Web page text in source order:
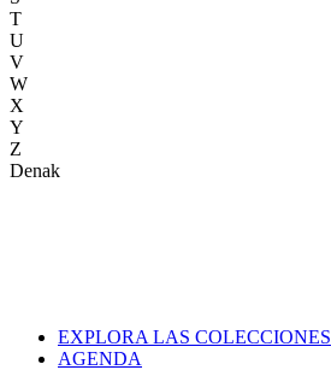
T
U
V
W
X
Y
Z
Denak
EXPLORA LAS COLECCIONES
AGENDA